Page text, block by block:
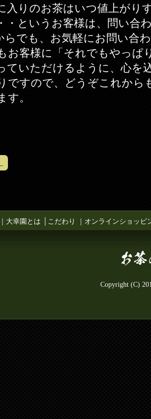
入りのお茶はいつ値上がり
・というお客様は、問い合
らでも、お気軽にお問い合
お客様に「それでもやっぱ
ていただけるように、心を
ですので、どうぞこれから
す。
大幸園とは こだわり オンラインショッピ
Copyright (C)